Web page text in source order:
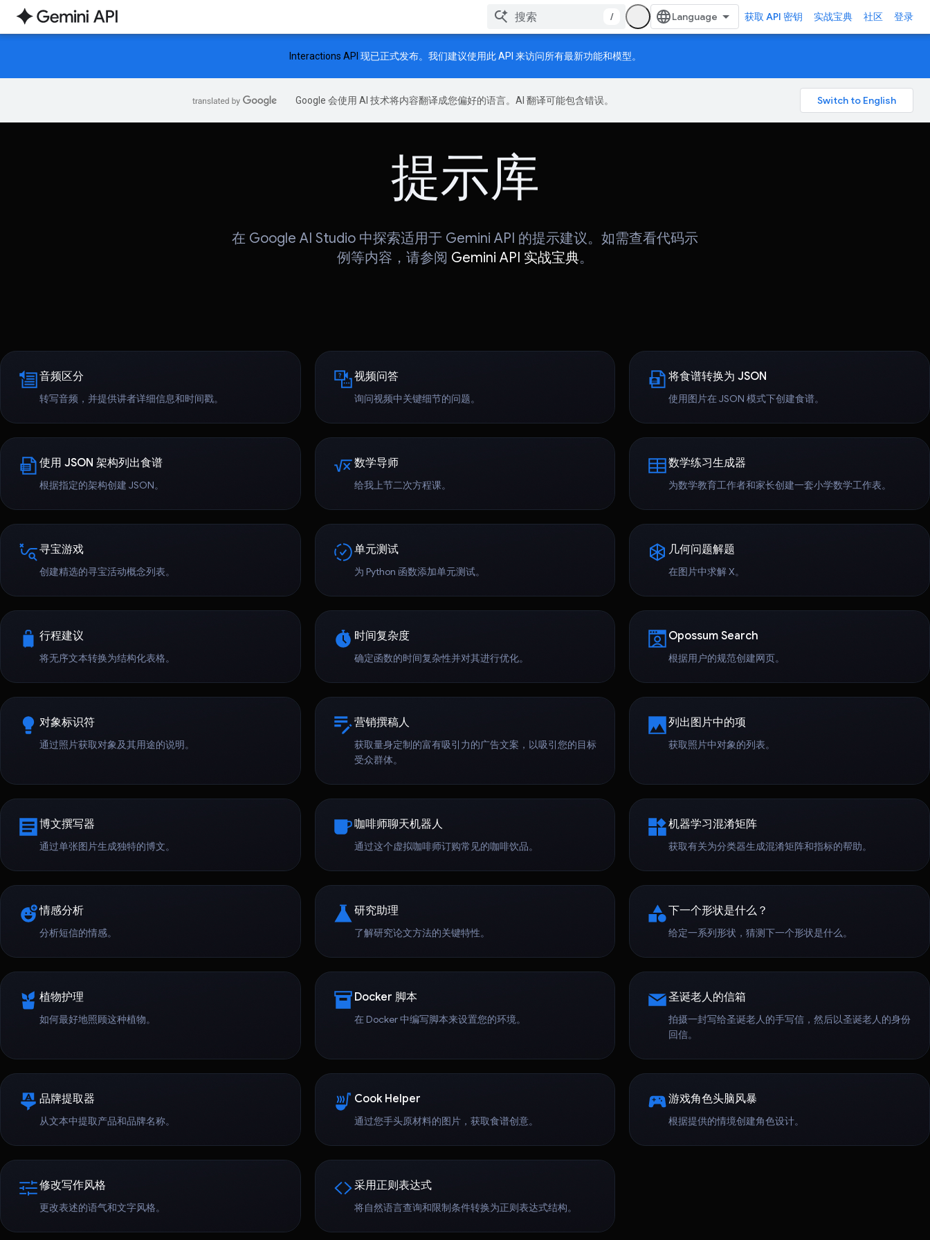
/ 获取 API 密钥 实战宝典 社区 登录
Interactions API 现已正式发布。我们建议使用此 API 来访问所有最新功能和模型。
Google 会使用 AI 技术将内容翻译成您偏好的语言。AI 翻译可能包含错误。
提示库
在 Google AI Studio 中探索适用于 Gemini API 的提示建议。如需查看代码示
例等内容，请参阅 Gemini API 实战宝典。
音频区分
转写音频，并提供讲者详细信息和时间戳。
视频问答
询问视频中关键细节的问题。
将食谱转换为 JSON
使用图片在 JSON 模式下创建食谱。
使用 JSON 架构列出食谱
根据指定的架构创建 JSON。
数学导师
给我上节二次方程课。
数学练习生成器
为数学教育工作者和家长创建一套小学数学工作表。
寻宝游戏
创建精选的寻宝活动概念列表。
单元测试
为 Python 函数添加单元测试。
几何问题解题
在图片中求解 X。
行程建议
将无序文本转换为结构化表格。
时间复杂度
确定函数的时间复杂性并对其进行优化。
Opossum Search
根据用户的规范创建网页。
对象标识符
通过照片获取对象及其用途的说明。
营销撰稿人
获取量身定制的富有吸引力的广告文案，以吸引您的目标
受众群体。
列出图片中的项
获取照片中对象的列表。
博文撰写器
通过单张图片生成独特的博文。
咖啡师聊天机器人
通过这个虚拟咖啡师订购常见的咖啡饮品。
机器学习混淆矩阵
获取有关为分类器生成混淆矩阵和指标的帮助。
情感分析
分析短信的情感。
研究助理
了解研究论文方法的关键特性。
下一个形状是什么？
给定一系列形状，猜测下一个形状是什么。
植物护理
如何最好地照顾这种植物。
Docker 脚本
在 Docker 中编写脚本来设置您的环境。
圣诞老人的信箱
拍摄一封写给圣诞老人的手写信，然后以圣诞老人的身份
回信。
品牌提取器
从文本中提取产品和品牌名称。
Cook Helper
通过您手头原材料的图片，获取食谱创意。
游戏角色头脑风暴
根据提供的情境创建角色设计。
修改写作风格
更改表述的语气和文字风格。
采用正则表达式
将自然语言查询和限制条件转换为正则表达式结构。